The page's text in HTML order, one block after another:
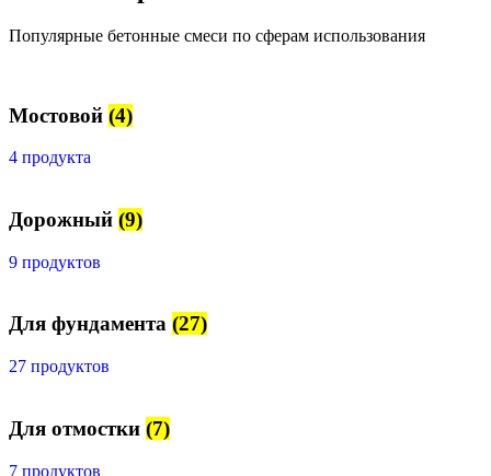
Популярные бетонные смеси по сферам использования
Мостовой (4)
4 продукта
Дорожный (9)
9 продуктов
Для фундамента (27)
27 продуктов
Для отмостки (7)
7 продуктов